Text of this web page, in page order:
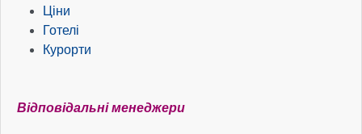
Ціни
Готелі
Курорти
Відповідальні менеджери